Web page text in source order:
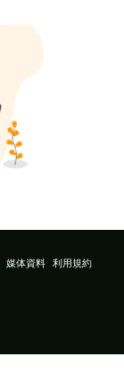
媒体資料
利用規約